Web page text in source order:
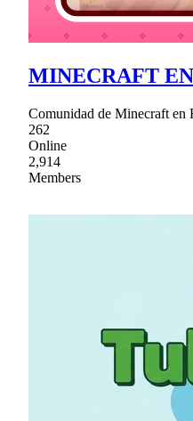
MINECRAFT
Comunidad de Minecraft en
262
Online
2,914
Members